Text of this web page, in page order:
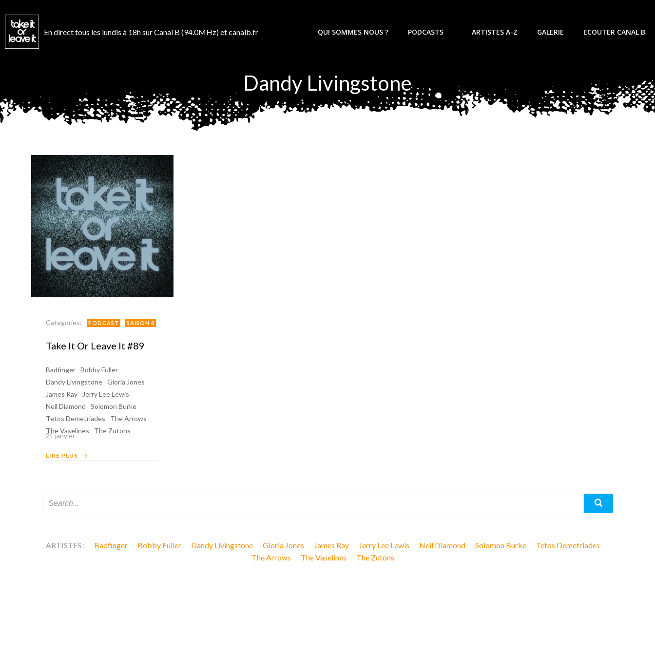
au
contenu
En direct tous les lundis à 18h sur Canal B (94.0MHz) et canalb.fr QUI SOMMES NOUS ? PODCASTS ARTISTES A-Z GALERIE ECOUTER CANAL B
Dandy Livingstone
Categories: PODCAST SAISON 4
Take It Or Leave It #89
Badfinger Bobby Fuller
Dandy Livingstone Gloria Jones
James Ray
Jerry Lee Lewis
Neil Diamond
Solomon Burke
Tetos Demetriades
The Arrows
The Vaselines
The Zutons
21 janvier
LIRE PLUS
ARTISTES : Badfinger Bobby Fuller Dandy Livingstone Gloria Jones James Ray Jerry Lee Lewis Neil Diamond Solomon Burke
Tetos Demetriades
The Arrows
The Vaselines The Zutons